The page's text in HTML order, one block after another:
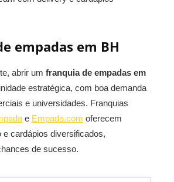
empadas em BH
abrir um franquia de empadas em
estratégica, com boa demanda
e universidades. Franquias
e Empada.com oferecem
e cardápios diversificados,
de sucesso.